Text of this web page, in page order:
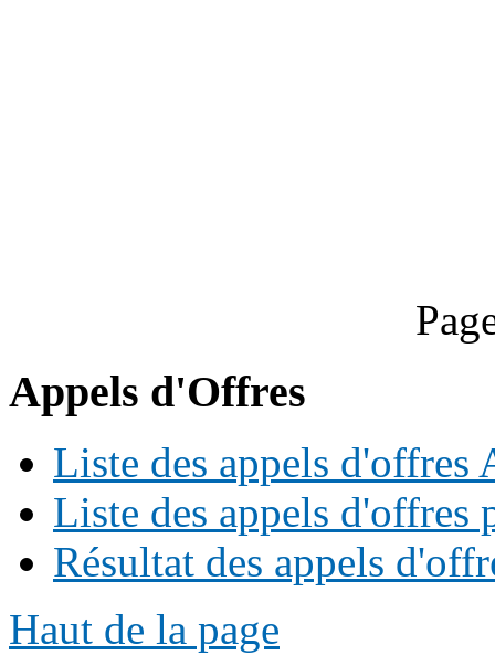
Appels d'Offres
Liste des appels d'offres
Liste des appels d'offres
Résultat des appels
Haut de la page